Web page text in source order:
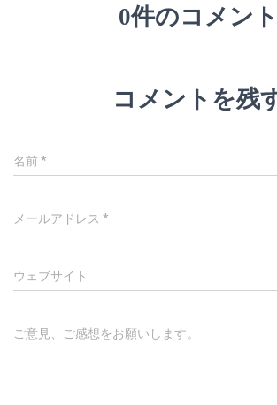
0件のコメント
コメントを残
名前*
メールアドレス *
ウェブサイト
ご意見、ご感想をお願いします。